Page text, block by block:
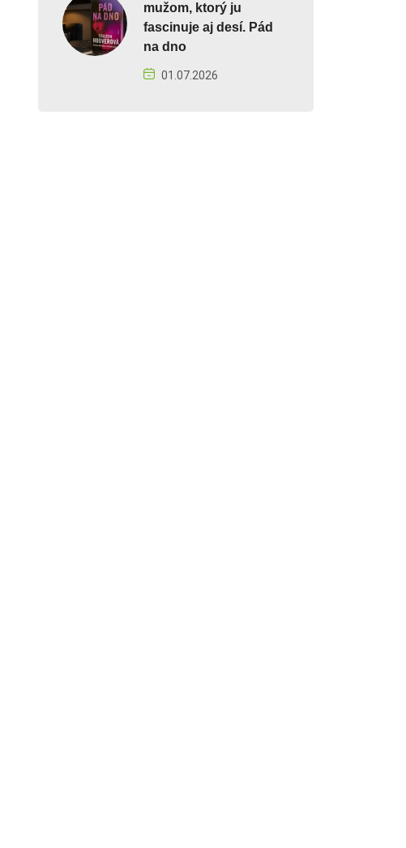
mužom, ktorý ju
fascinuje aj desí. Pád
na dno
01.07.2026